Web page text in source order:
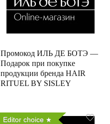
Промокод ИЛЬ ДЕ БОТЭ —
Подарок при покупке
продукции бренда HAIR
RITUEL BY SISLEY
Editor choice